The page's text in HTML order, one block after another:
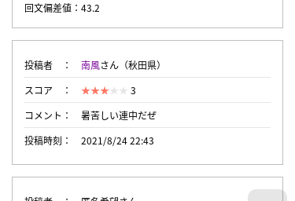
回文偏差値：43.2
投稿者 南風さん（秋田県）
スコア
3
コメント
暑苦しい連中だぜ
投稿時刻
2021/8/24 22:43